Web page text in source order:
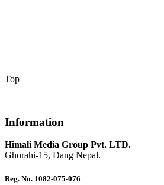
Top
Information
Himali Media Group Pvt. LTD.
Ghorahi-15, Dang Nepal.
Reg. No. 1082-075-076